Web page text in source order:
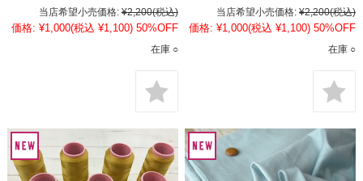
当店希望小売価格: ¥2,200(税込)
価格: ¥1,000(税込 ¥1,100) 50%OFF
在庫 ○
当店希望小売価格: ¥2,200(税込)
価格: ¥1,000(税込 ¥1,100) 50%OFF
在庫 ○